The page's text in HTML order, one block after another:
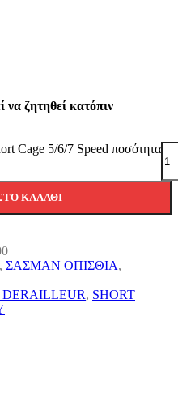
να ζητηθεί κατόπιν
Cage 5/6/7 Speed ποσότητα
ΚΑΛΆΘΙ
, ΣΑΣΜΑΝ ΟΠΙΣΘΙΑ,
DERAILLEUR, SHORT